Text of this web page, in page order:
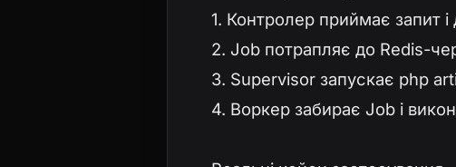
1. Контролер приймає запит
2. Job потрапляє до Redis-
3. Supervisor запускає php
4. Воркер забирає Job і